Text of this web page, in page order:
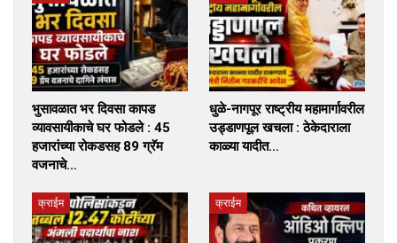
भुसावळात भर दिवसा कापड
व्यावसायीकाचे घर फोडले : 45
हजारांच्या रोकडसह 89 ग्रॅम
वजनाचे…
धुळे-नागपूर राष्ट्रीय महामार्गावरील
उड्डाणपूल खचला : ठेकेदाराला
काळ्या यादीत…
क्राईम क्राईम